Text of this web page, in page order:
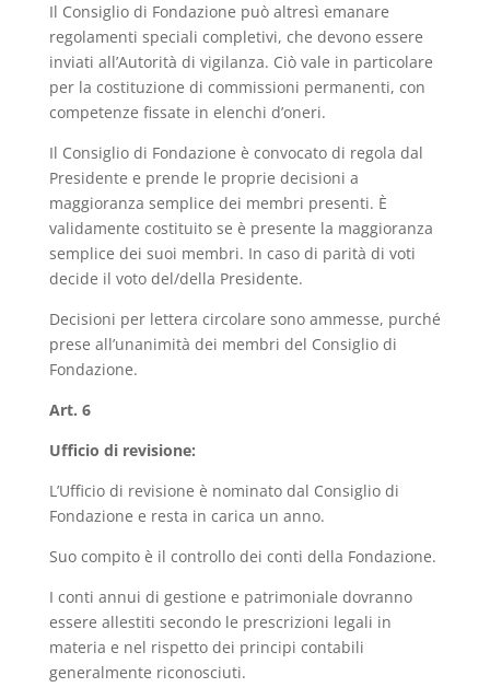
Il Consiglio di Fondazione può altresì emanare
regolamenti speciali completivi, che devono essere
inviati all’Autorità di vigilanza. Ciò vale in particolare
per la costituzione di commissioni permanenti, con
competenze fissate in elenchi d’oneri.
Il Consiglio di Fondazione è convocato di regola dal
Presidente e prende le proprie decisioni a
maggioranza semplice dei membri presenti. È
validamente costituito se è presente la maggioranza
semplice dei suoi membri. In caso di parità di voti
decide il voto del/della Presidente.
Decisioni per lettera circolare sono ammesse, purché
prese all’unanimità dei membri del Consiglio di
Fondazione.
Art. 6
Ufficio di revisione:
L’Ufficio di revisione è nominato dal Consiglio di
Fondazione e resta in carica un anno.
Suo compito è il controllo dei conti della Fondazione.
I conti annui di gestione e patrimoniale dovranno
essere allestiti secondo le prescrizioni legali in
materia e nel rispetto dei principi contabili
generalmente riconosciuti.